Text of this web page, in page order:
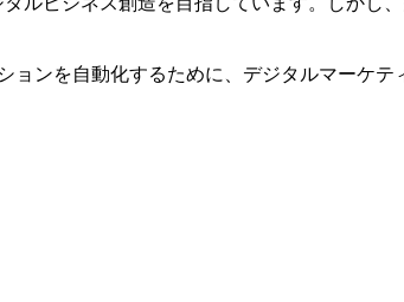
ンを自動化するために、デジタルマーケテ